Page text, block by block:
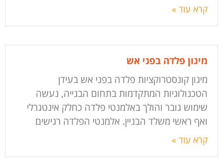
קרא עוד »
מיגון פלדה בפני אש
מיגון קונסטרוקציות פלדה בפני אש בעידן
הטכנולוגיות המתקדמות בתחום הבנייה, נעשה
שימוש גובר והולך באלמנטי פלדה כחלק אינטגרלי
ואף ראשי משלד הבניין. אלמנטי הפלדה רגישים
קרא עוד »